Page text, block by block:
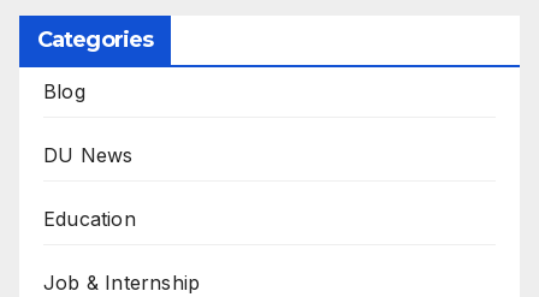
Categories
Blog
DU News
Education
Job & Internship